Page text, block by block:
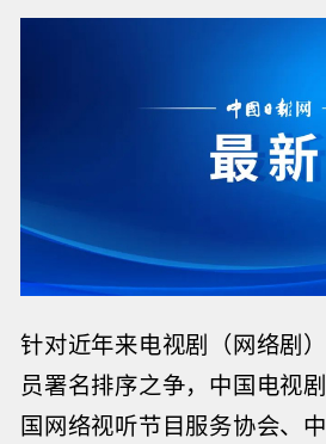
针对近年来电视剧（网络剧
员署名排序之争，中国电视
国网络视听节目服务协会、